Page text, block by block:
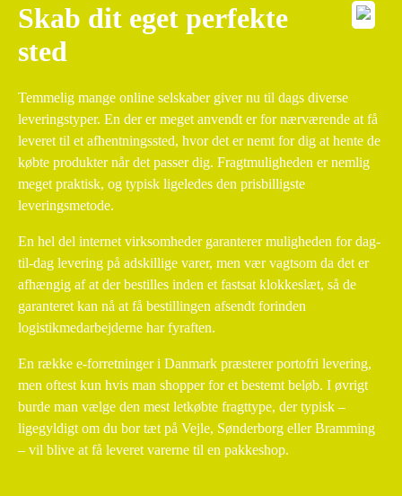
Skab dit eget perfekte
sted
Temmelig mange online selskaber giver nu til dags diverse
leveringstyper. En der er meget anvendt er for nærværende at få
leveret til et afhentningssted, hvor det er nemt for dig at hente de
købte produkter når det passer dig. Fragtmuligheden er nemlig
meget praktisk, og typisk ligeledes den prisbilligste
leveringsmetode.
En hel del internet virksomheder garanterer muligheden for dag-
til-dag levering på adskillige varer, men vær vagtsom da det er
afhængig af at der bestilles inden et fastsat klokkeslæt, så de
garanteret kan nå at få bestillingen afsendt forinden
logistikmedarbejderne har fyraften.
En række e-forretninger i Danmark præsterer portofri levering,
men oftest kun hvis man shopper for et bestemt beløb. I øvrigt
burde man vælge den mest letkøbte fragttype, der typisk –
ligegyldigt om du bor tæt på Vejle, Sønderborg eller Bramming
– vil blive at få leveret varerne til en pakkeshop.